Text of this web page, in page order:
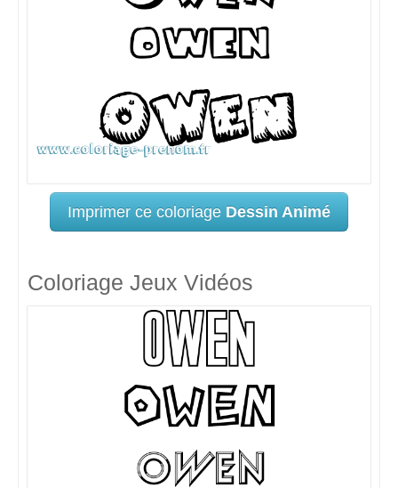
Imprimer ce coloriage Dessin Animé
Coloriage Jeux Vidéos